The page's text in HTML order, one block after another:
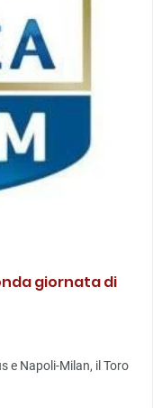
giornata di
e Napoli-Milan, il Toro